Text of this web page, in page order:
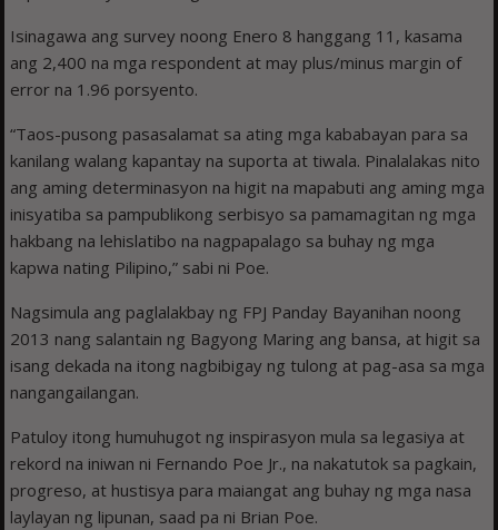
Isinagawa ang survey noong Enero 8 hanggang 11, kasama
ang 2,400 na mga respondent at may plus/minus margin of
error na 1.96 porsyento.
“Taos-pusong pasasalamat sa ating mga kababayan para sa
kanilang walang kapantay na suporta at tiwala. Pinalalakas nito
ang aming determinasyon na higit na mapabuti ang aming mga
inisyatiba sa pampublikong serbisyo sa pamamagitan ng mga
hakbang na lehislatibo na nagpapalago sa buhay ng mga
kapwa nating Pilipino,” sabi ni Poe.
Nagsimula ang paglalakbay ng FPJ Panday Bayanihan noong
2013 nang salantain ng Bagyong Maring ang bansa, at higit sa
isang dekada na itong nagbibigay ng tulong at pag-asa sa mga
nangangailangan.
Patuloy itong humuhugot ng inspirasyon mula sa legasiya at
rekord na iniwan ni Fernando Poe Jr., na nakatutok sa pagkain,
progreso, at hustisya para maiangat ang buhay ng mga nasa
laylayan ng lipunan, saad pa ni Brian Poe.